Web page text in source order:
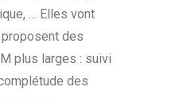
… Elles vont
des
plus larges : suivi
des